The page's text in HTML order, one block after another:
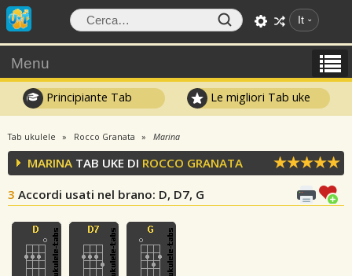
It
Menu
Principiante Tab Le migliori Tab uke
Tab ukulele Rocco Granata Marina
MARINA TAB UKE DI ROCCO GRANATA
3 Accordi usati nel brano: D, D7, G